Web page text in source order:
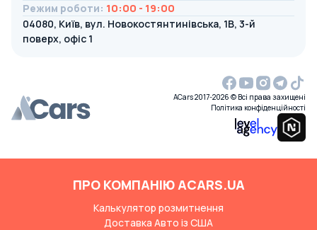
Режим роботи: 10:00 - 19:00
04080, Київ, вул. Новокостянтинівська, 1В, 3-й
поверх, офіс 1
ACars 2017-2026 © Всі права захищені
Політика конфіденційності
ПРО КОМПАНІЮ ACARS.UA
Калькулятор розмитнення
Доставка Авто із США